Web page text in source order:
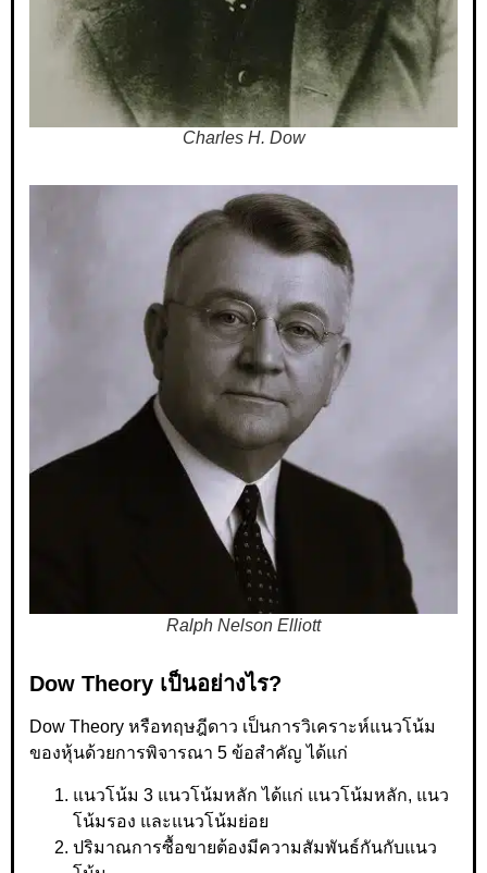
Charles H. Dow
Ralph Nelson Elliott
Dow Theory เป็นอย่างไร?
Dow Theory หรือทฤษฎีดาว เป็นการวิเคราะห์แนวโน้ม
ของหุ้นด้วยการพิจารณา 5 ข้อสำคัญ ได้แก่
แนวโน้ม 3 แนวโน้มหลัก ได้แก่ แนวโน้มหลัก, แนว
โน้มรอง และแนวโน้มย่อย
ปริมาณการซื้อขายต้องมีความสัมพันธ์กันกับแนว